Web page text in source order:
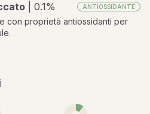
| 0.1% ANTIOSSIDANTE
con proprietà antiossidanti per